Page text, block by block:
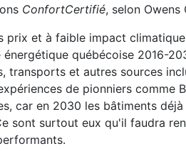
ConfortCertifié, selon Owens
prix et à faible impact
québécoise 2016-
transports et autres sources
de pionniers comme
car en 2030 les bâtiments
sont surtout eux qu'il faudra